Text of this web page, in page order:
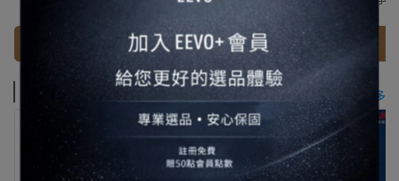
安裝★
加入購物車
原
衛浴家電 看更多